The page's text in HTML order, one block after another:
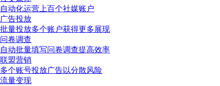
自动化运营上百个社媒账户
广告投放
批量投放多个账户获得更多展现
问卷调查
自动批量填写问卷调查提高效率
联盟营销
多个账号投放广告以分散风险
流量变现